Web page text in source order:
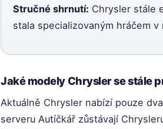
Stručné shrnutí: Chrysler stále
stala specializovaným hráčem
Jaké modely Chrysler se stále
Aktuálně Chrysler nabízí pouze
serveru Autíčkář zůstávají